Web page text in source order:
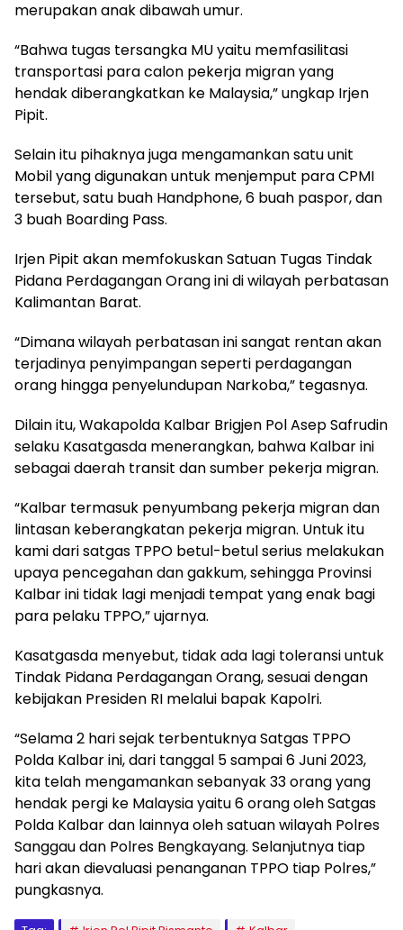
merupakan anak dibawah umur.
“Bahwa tugas tersangka MU yaitu memfasilitasi
transportasi para calon pekerja migran yang
hendak diberangkatkan ke Malaysia,” ungkap Irjen
Pipit.
Selain itu pihaknya juga mengamankan satu unit
Mobil yang digunakan untuk menjemput para CPMI
tersebut, satu buah Handphone, 6 buah paspor, dan
3 buah Boarding Pass.
Irjen Pipit akan memfokuskan Satuan Tugas Tindak
Pidana Perdagangan Orang ini di wilayah perbatasan
Kalimantan Barat.
“Dimana wilayah perbatasan ini sangat rentan akan
terjadinya penyimpangan seperti perdagangan
orang hingga penyelundupan Narkoba,” tegasnya.
Dilain itu, Wakapolda Kalbar Brigjen Pol Asep Safrudin
selaku Kasatgasda menerangkan, bahwa Kalbar ini
sebagai daerah transit dan sumber pekerja migran.
“Kalbar termasuk penyumbang pekerja migran dan
lintasan keberangkatan pekerja migran. Untuk itu
kami dari satgas TPPO betul-betul serius melakukan
upaya pencegahan dan gakkum, sehingga Provinsi
Kalbar ini tidak lagi menjadi tempat yang enak bagi
para pelaku TPPO,” ujarnya.
Kasatgasda menyebut, tidak ada lagi toleransi untuk
Tindak Pidana Perdagangan Orang, sesuai dengan
kebijakan Presiden RI melalui bapak Kapolri.
“Selama 2 hari sejak terbentuknya Satgas TPPO
Polda Kalbar ini, dari tanggal 5 sampai 6 Juni 2023,
kita telah mengamankan sebanyak 33 orang yang
hendak pergi ke Malaysia yaitu 6 orang oleh Satgas
Polda Kalbar dan lainnya oleh satuan wilayah Polres
Sanggau dan Polres Bengkayang. Selanjutnya tiap
hari akan dievaluasi penanganan TPPO tiap Polres,”
pungkasnya.